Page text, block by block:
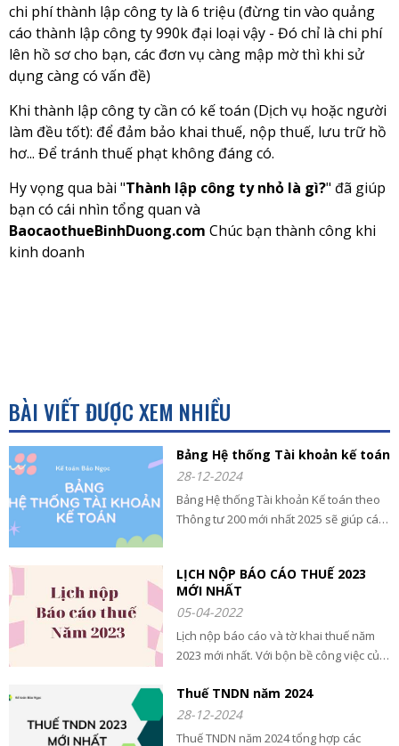
chi phí thành lập công ty là 6 triệu (đừng tin vào quảng
cáo thành lập công ty 990k đại loại vậy - Đó chỉ là chi phí
lên hồ sơ cho bạn, các đơn vụ càng mập mờ thì khi sử
dụng càng có vấn đề)
Khi thành lập công ty cần có kế toán (Dịch vụ hoặc người
làm đều tốt): để đảm bảo khai thuế, nộp thuế, lưu trữ hồ
hơ... Để tránh thuế phạt không đáng có.
Hy vọng qua bài "Thành lập công ty nhỏ là gì?" đã giúp
bạn có cái nhìn tổng quan và
BaocaothueBinhDuong.com Chúc bạn thành công khi
kinh doanh
BÀI VIẾT ĐƯỢC XEM NHIỀU
Bảng Hệ thống Tài khoản kế toán
28-12-2024
Bảng Hệ thống Tài khoản Kế toán theo
Thông tư 200 mới nhất 2025 sẽ giúp các
tài khoản kế toán
LỊCH NỘP BÁO CÁO THUẾ 2023
MỚI NHẤT
05-04-2022
Lịch nộp báo cáo và tờ khai thuế năm
2023 mới nhất. Với bộn bề công việc của
quên lịch nộp tờ khai và báo cáo nên
chúng tôi đã tổng hợp.
Thuế TNDN năm 2024
28-12-2024
Thuế TNDN năm 2024 tổng hợp các